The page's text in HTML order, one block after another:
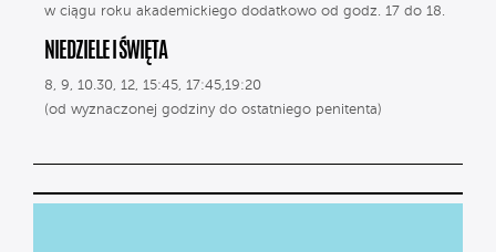
w ciągu roku akademickiego dodatkowo od godz. 17 do 18.
NIEDZIELE I ŚWIĘTA
8, 9, 10.30, 12, 15:45, 17:45,19:20
(od wyznaczonej godziny do ostatniego penitenta)